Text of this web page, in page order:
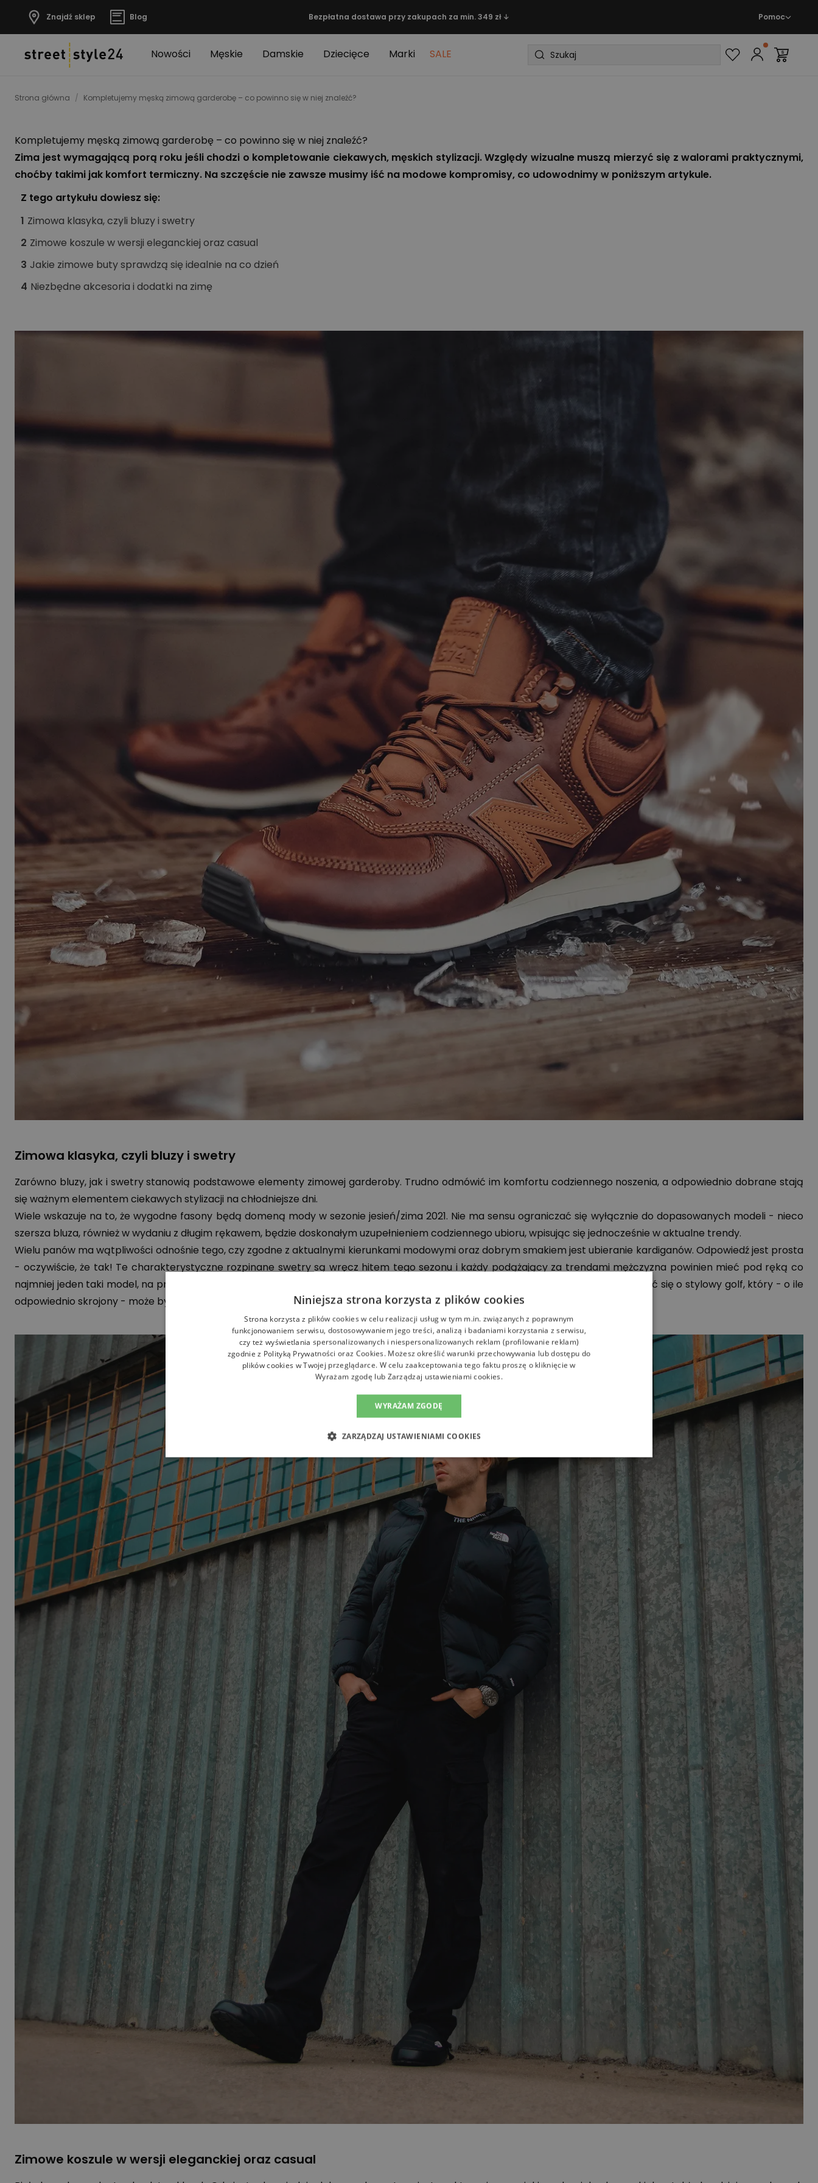
Znajdź sklep Blog Bezpłatna dostawa przy zakupach za min. 349 zł ↓ Pomoc
Nowości Męskie Damskie Dziecięce Marki SALE
Strona główna / Kompletujemy męską zimową garderobę – co powinno się w niej znaleźć?
Kompletujemy męską zimową garderobę – co powinno się w niej znaleźć?
Zima jest wymagającą porą roku jeśli chodzi o kompletowanie ciekawych, męskich stylizacji. Względy wizualne muszą mierzyć się z walorami praktycznymi,
choćby takimi jak komfort termiczny. Na szczęście nie zawsze musimy iść na modowe kompromisy, co udowodnimy w poniższym artykule.
Z tego artykułu dowiesz się:
1 Zimowa klasyka, czyli bluzy i swetry
2 Zimowe koszule w wersji eleganckiej oraz casual
3 Jakie zimowe buty sprawdzą się idealnie na co dzień
4 Niezbędne akcesoria i dodatki na zimę
Zimowa klasyka, czyli bluzy i swetry
Zarówno bluzy, jak i swetry stanowią podstawowe elementy zimowej garderoby. Trudno odmówić im komfortu codziennego noszenia, a odpowiednio dobrane stają
się ważnym elementem ciekawych stylizacji na chłodniejsze dni.
Wiele wskazuje na to, że wygodne fasony będą domeną mody w sezonie jesień/zima 2021. Nie ma sensu ograniczać się wyłącznie do dopasowanych modeli - nieco
szersza bluza, również w wydaniu z długim rękawem, będzie doskonałym uzupełnieniem codziennego ubioru, wpisując się jednocześnie w aktualne trendy.
Wielu panów ma wątpliwości odnośnie tego, czy zgodne z aktualnymi kierunkami modowymi oraz dobrym smakiem jest ubieranie kardiganów. Odpowiedź jest prosta
- oczywiście, że tak! Te charakterystyczne rozpinane swetry są wręcz hitem tego sezonu i każdy podążający za trendami mężczyzna powinien mieć pod ręką co
najmniej jeden taki model, na przykład w uniwersalnym odcieniu brązu. Jeśli jednak kardigany są opcją zbyt odważną - można pokusić się o stylowy golf, który - o ile
odpowiednio skrojony - może być też elementem nieco bardziej formalnych stylizacji.
Zimowe koszule w wersji eleganckiej oraz casual
Niniejsza strona korzysta z plików cookies
Strona korzysta z plików cookies w celu realizacji usług w tym m.in. związanych z poprawnym
funkcjonowaniem serwisu, dostosowywaniem jego treści, analizą i badaniami korzystania z serwisu,
czy też wyświetlania spersonalizowanych i niespersonalizowanych reklam (profilowanie reklam)
zgodnie z Polityką Prywatności oraz Cookies. Możesz określić warunki przechowywania lub dostępu do
plików cookies w Twojej przeglądarce. W celu zaakceptowania tego faktu proszę o kliknięcie w
Wyrażam zgodę lub Zarządzaj ustawieniami cookies.
WYRAŻAM ZGODĘ
ZARZĄDZAJ USTAWIENIAMI COOKIES